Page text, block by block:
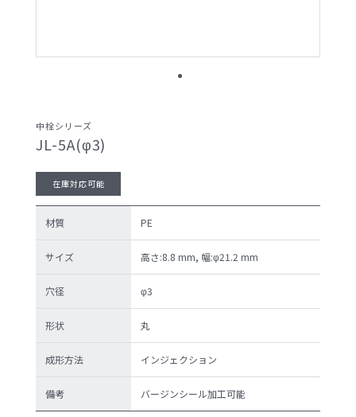
お問い合わせ
サンプル請求
プライバシーポリ セキュリティポリ
中栓シリーズ
JL-5A(φ3)
在庫対応可能
材質 PE
サイズ 高さ:8.8 mm, 幅:φ21.2 mm
穴径 φ3
形状 丸
成形方法 インジェクション
備考 バージンシール加工可能